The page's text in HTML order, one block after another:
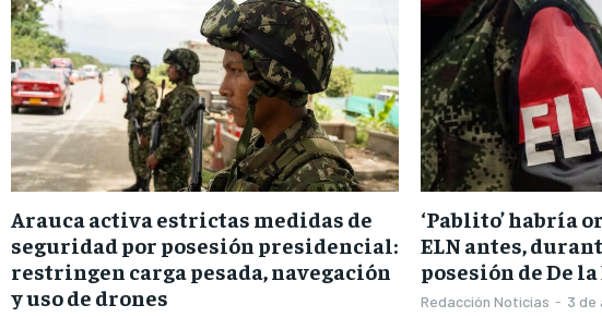
Arauca activa estrictas medidas de
seguridad por posesión presidencial:
restringen carga pesada, navegación
y uso de drones
‘Pablito’ habría
ELN antes,
posesión de De
Redacción Noticias - 3 de